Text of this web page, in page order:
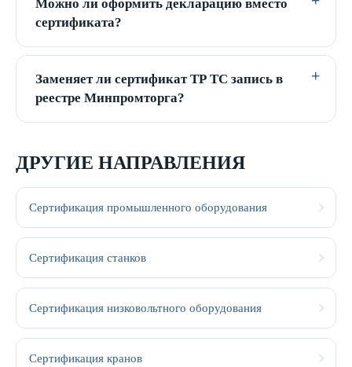
Можно ли оформить декларацию вместо
сертификата?
Заменяет ли сертификат ТР ТС запись в
реестре Минпромторга?
ДРУГИЕ НАПРАВЛЕНИЯ
Сертификация промышленного оборудования
Сертификация станков
Сертификация низковольтного оборудования
Сертификация кранов